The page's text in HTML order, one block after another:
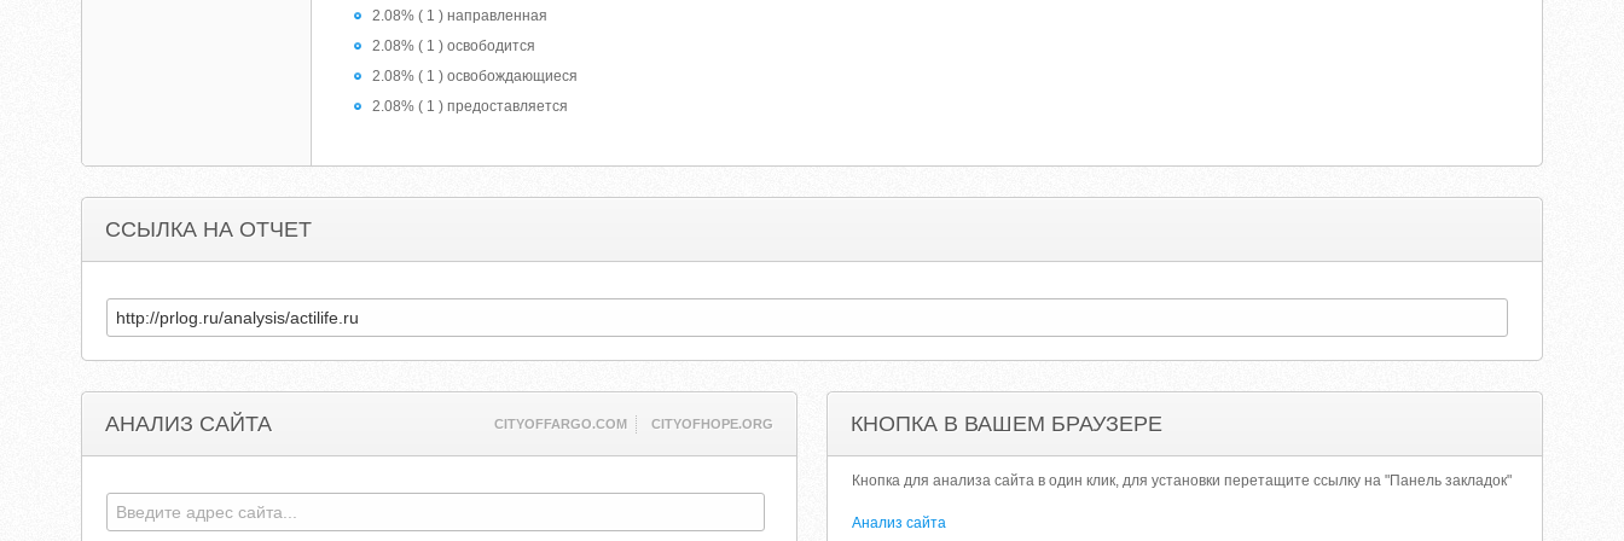
2.08% ( 1 ) направленная
2.08% ( 1 ) освободится
2.08% ( 1 ) освобождающиеся
2.08% ( 1 ) предоставляется
ССЫЛКА НА ОТЧЕТ
АНАЛИЗ САЙТА CITYOFFARGO.COM CITYOFHOPE.ORG КНОПКА В ВАШЕМ БРАУЗЕРЕ
Кнопка для анализа сайта в один клик, для установки перетащите ссылку на "Панель закладок"
Анализ сайта